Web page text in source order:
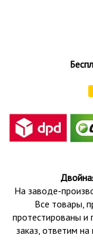
На заводе-
Все товары,
протестированы и
заказ, ответим